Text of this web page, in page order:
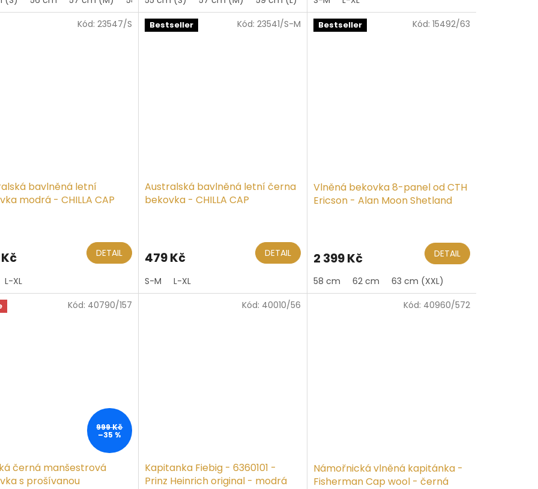
5
hvězdiček.
5
hvězdiček.
bavlněná letní
modrá - CHILLA CAP
DETAIL
L-XL
Kód: 23547/S Bestseller
Australská bavlněná letní černa
bekovka - CHILLA CAP
je
z
5
479 Kč DETAIL
S-M L-XL
Kód: 23541/S-M Bestseller
Vlněná bekovka 8-panel od CTH
Ericson - Alan Moon Shetland
je
z
5
2 399 Kč DETAIL
58 cm 62 cm 63 cm (XXL)
Kód: 15492/63
999 Kč
–35 %
černá manšestrová
s prošívanou
Kód: 40790/157
Kapitanka Fiebig - 6360101 -
Prinz Heinrich original - modrá
Kód: 40010/56
Námořnická vlněná kapitánka -
Fisherman Cap wool - černá
Kód: 40960/572